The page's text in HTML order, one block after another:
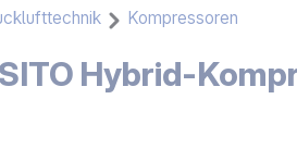
Kompressoren
Hybrid-